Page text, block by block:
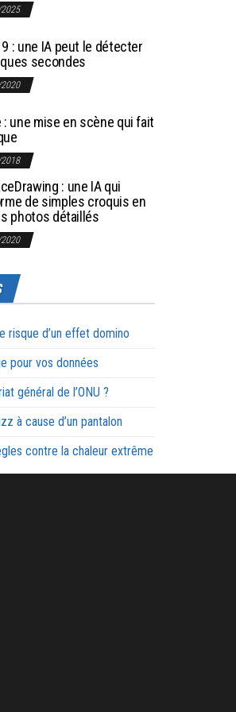
: une IA peut le détecter
secondes
: une mise en scène qui fait
: une IA qui
de simples croquis en
photos détaillés
risque d’un effet domino
pour vos données
général de l’ONU ?
à cause d’un pantalon
contre la chaleur extrême